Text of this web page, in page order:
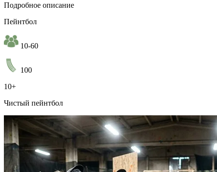
Подробное описание
Пейнтбол
10-60
100
10+
Чистый пейнтбол